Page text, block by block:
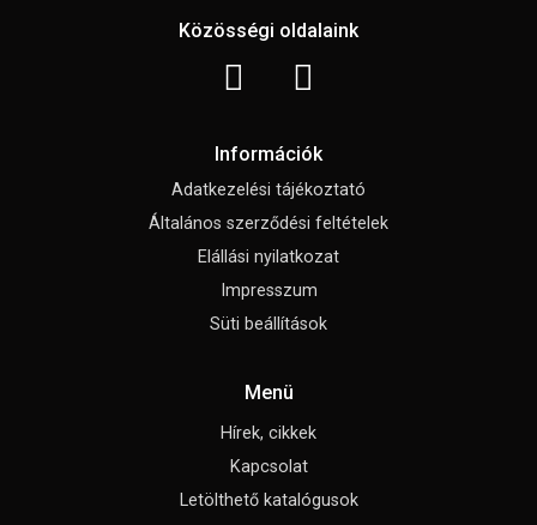
Közösségi oldalaink
Információk
Adatkezelési tájékoztató
Általános szerződési feltételek
Elállási nyilatkozat
Impresszum
Süti beállítások
Menü
Hírek, cikkek
Kapcsolat
Letölthető katalógusok